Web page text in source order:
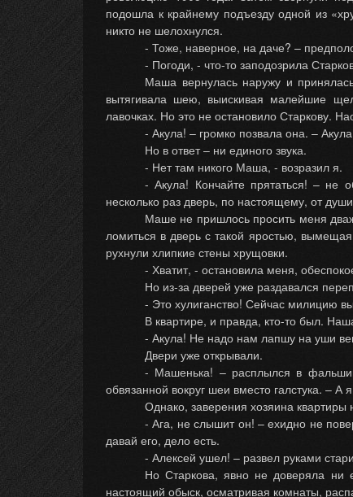
подошла к крайнему подъезду одной из
никто не шелохнулся.
- Тоже, наверное, на даче? –
- Погоди, - что-то заподозрила
Маша вернулась наружу и
вытягивала шею, выискивая малейшие
лавочках. Но это не остановило Старкову.
- Акула! – громко позвала она. –
Но в ответ – ни единого звука.
- Нет там никого Маша, - возразил я.
- Акула! Кончайте прятаться! – не
несколько раз дверь, по настоящему, от
Маше не пришлось просить меня
ломиться в дверь с такой яростью,
рухнули хлипкие стены хрущовки.
- Хватит, - остановила меня,
Но из-за дверей уже раздавался
- Это хулиганство! Сейчас милицию
В квартире, и правда, кто-то был.
- Акула! Не надо нам лапшу на уши
Двери уже открывали.
- Машенька! – расплылся в
обвязанной вокруг шеи вместо галстука. –
Однако, заверения хозяина квартиры
- Ага, не слышит он! – ехидно не
давай его, дело есть.
- Алексей ушел! – развел руками
Но Старкова, явно не доверяла ни
настоящий обыск, осматривая комнаты,